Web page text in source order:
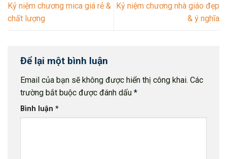
Kỷ niệm chương mica giá rẻ &
chất lượng
Kỷ niệm chương nhà giáo đẹp
& ý nghĩa
Để lại một bình luận
Email của bạn sẽ không được hiển thị công khai. Các
trường bắt buộc được đánh dấu *
Bình luận *